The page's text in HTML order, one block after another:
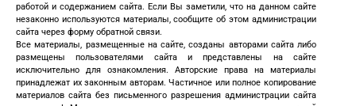
работой и содержанием сайта. Если Вы заметили, что на данном сайте
незаконно используются материалы, сообщите об этом администрации
сайта через форму обратной связи.
Все материалы, размещенные на сайте, созданы авторами сайта либо
размещены пользователями сайта и представлены на сайте
исключительно для ознакомления. Авторские права на материалы
принадлежат их законным авторам. Частичное или полное копирование
материалов сайта без письменного разрешения администрации сайта